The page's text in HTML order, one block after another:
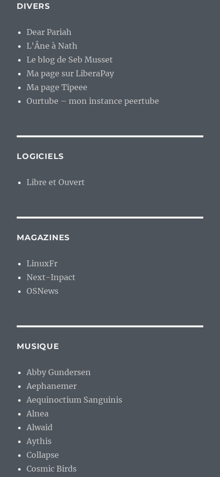
DIVERS
Dear Pariah
L'Âne à Nath
Le blog de Seb Musset
Ma page sur LiberaPay
Ma page Tipeee
Ourtube – mon instance peertube
LOGICIELS
Libre et Ouvert
MAGAZINES
LinuxFr
Next-Inpact
OSNews
MUSIQUE
Abby Gundersen
Aephanemer
Aequinoctium Sanguinis
Alnea
Alwaid
Aythis
Collapse
Cosmic Birds